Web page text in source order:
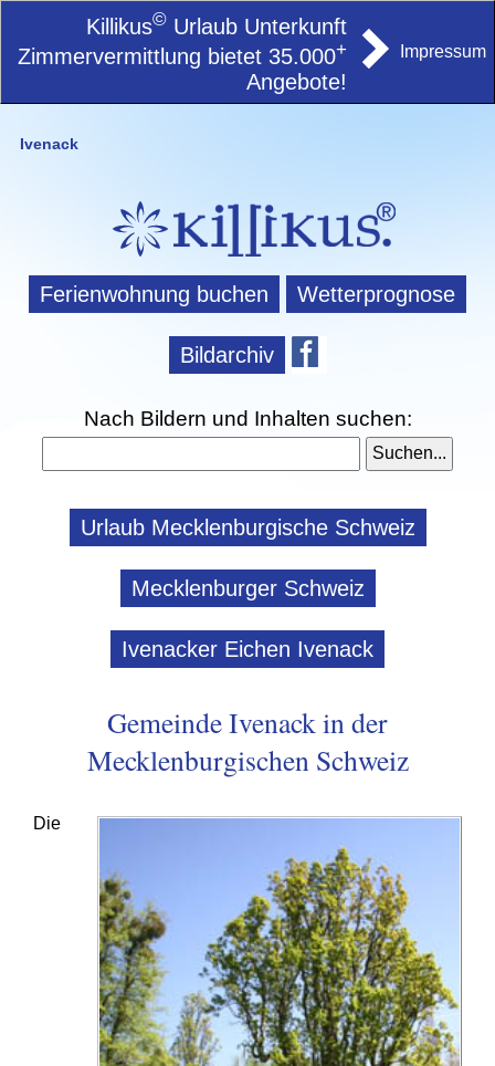
Killikus© Urlaub Unterkunft
Zimmervermittlung bietet 35.000+
Angebote!
Impressum
Ivenack
Ferienwohnung buchen Wetterprognose
Bildarchiv
Nach Bildern und Inhalten suchen:
Urlaub Mecklenburgische Schweiz
Mecklenburger Schweiz
Ivenacker Eichen Ivenack
Gemeinde Ivenack in der
Mecklenburgischen Schweiz
Die